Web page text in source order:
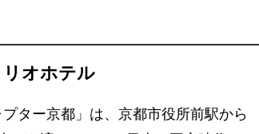
オホテル
ター京都」は、京都市役所前駅から